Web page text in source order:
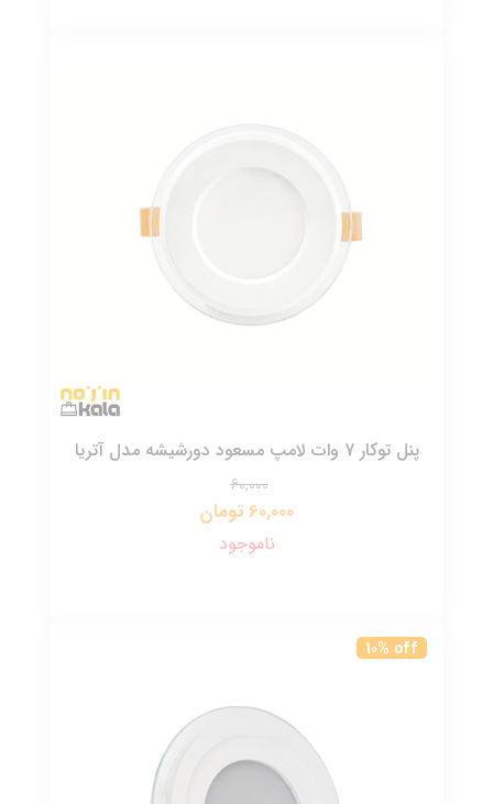
پنل توکار 7 وات لامپ مسعود دورشیشه مدل آتریا
60,000
60,000 تومان
ناموجود
10% off